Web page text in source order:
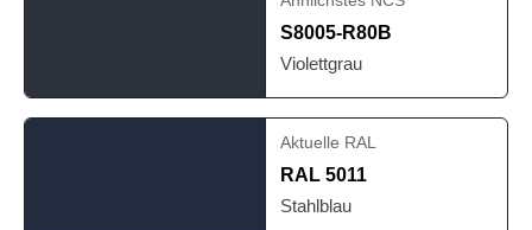
S8005-R80B
Violettgrau
Aktuelle RAL
RAL 5011
Stahlblau